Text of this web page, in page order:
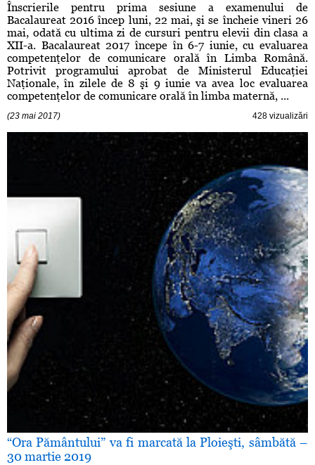
Înscrierile pentru prima sesiune a examenului de
Bacalaureat 2016 încep luni, 22 mai, şi se încheie vineri 26
mai, odată cu ultima zi de cursuri pentru elevii din clasa a
XII-a. Bacalaureat 2017 începe în 6-7 iunie, cu evaluarea
competenţelor de comunicare orală în Limba Română.
Potrivit programului aprobat de Ministerul Educaţiei
Naţionale, în zilele de 8 şi 9 iunie va avea loc evaluarea
competenţelor de comunicare orală în limba maternă, ...
(23 mai 2017) 428 vizualizări
“Ora Pământului” va fi marcată la Ploieşti, sâmbătă –
30 martie 2019